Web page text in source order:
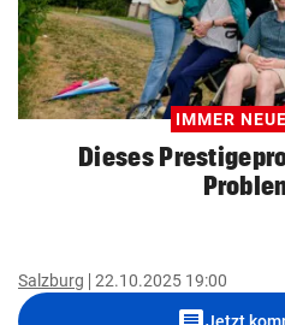
IMMER
Dieses
Salzburg 22.10.2025 19:00